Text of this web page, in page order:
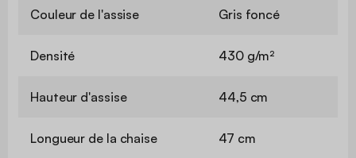
Couleur de l'assise Gris foncé
Densité 430 g/m²
Hauteur d'assise 44,5 cm
Longueur de la chaise 47 cm